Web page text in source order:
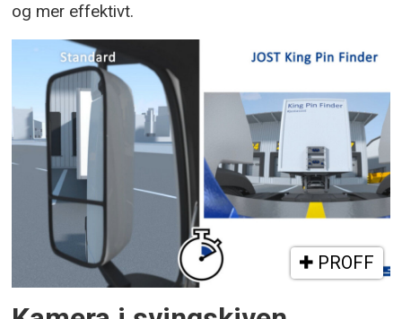
og mer effektivt.
PROFF